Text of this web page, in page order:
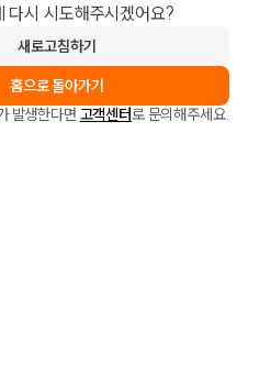
다시 시도해주시겠어요?
새로고침하기
홈으로 돌아가기
발생한다면 고객센터로 문의해주세요.